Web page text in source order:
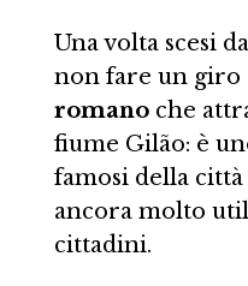
Una volta scesi
non fare un giro
romanoche
fiume Gilão: è
famosi della
ancora molto
cittadini.